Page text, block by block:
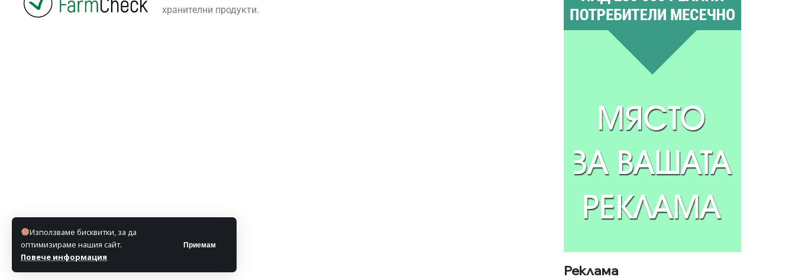
Използваме бисквитки, за да
оптимизираме нашия сайт.
Повече информация
Приемам
хранителни продукти.
Реклама